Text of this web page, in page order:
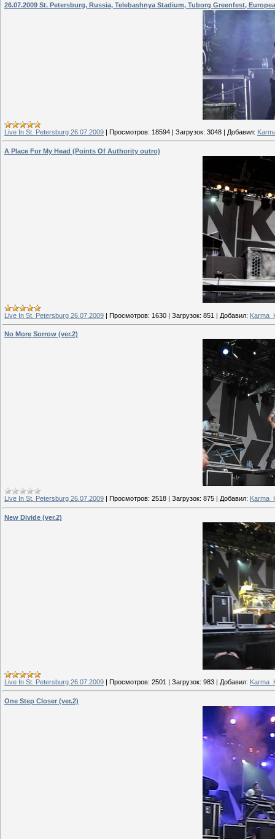
26.07.2009 St. Petersburg, Russia, Telebashnya Stadium, Tuborg Greenfest,
Live In St. Petersburg 26.07.2009 | Просмотров: 18594 | Загрузок: 3048 | Добавил:
A Place For My Head (Points Of Authority outro)
Live In St. Petersburg 26.07.2009 | Просмотров: 1630 | Загрузок: 851 | Добавил:
No More Sorrow (ver.2)
Live In St. Petersburg 26.07.2009 Просмотров: 2518 Загрузок: 875 Добавил:
New Divide (ver.2)
Live In St. Petersburg 26.07.2009 | Просмотров: 2501 | Загрузок: 983 | Добавил:
One Step Closer (ver.2)